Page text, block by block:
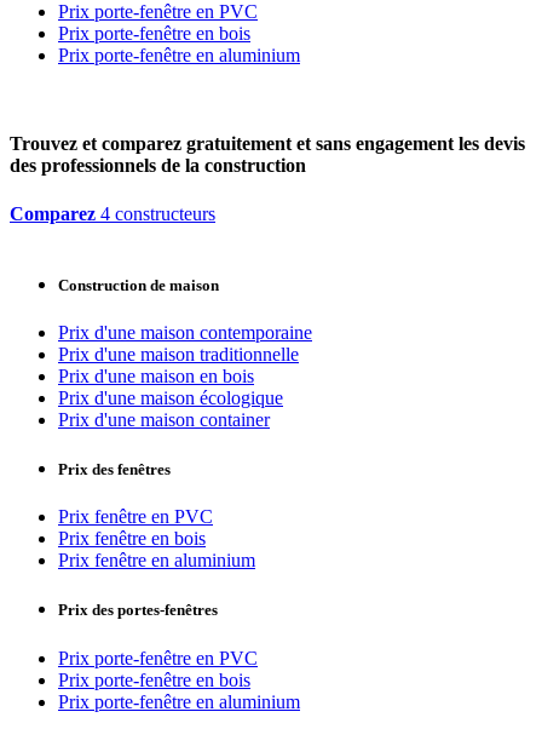
Prix porte-fenêtre en PVC
Prix porte-fenêtre en bois
Prix porte-fenêtre en aluminium
Trouvez et comparez gratuitement et sans engagement les devis
des professionnels de la construction
Comparez 4 constructeurs
Construction de maison
Prix d'une maison contemporaine
Prix d'une maison traditionnelle
Prix d'une maison en bois
Prix d'une maison écologique
Prix d'une maison container
Prix des fenêtres
Prix fenêtre en PVC
Prix fenêtre en bois
Prix fenêtre en aluminium
Prix des portes-fenêtres
Prix porte-fenêtre en PVC
Prix porte-fenêtre en bois
Prix porte-fenêtre en aluminium